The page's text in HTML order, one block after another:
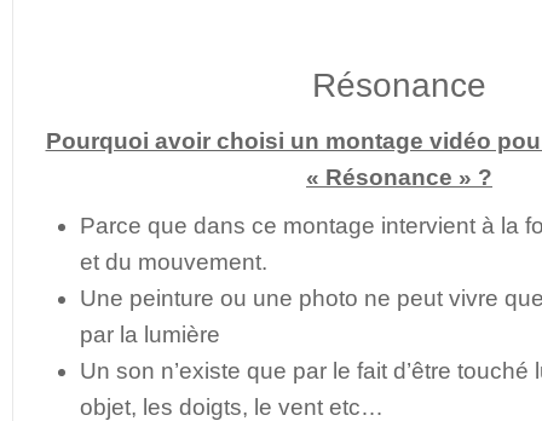
Résonance
Pourquoi avoir choisi un montage vidéo
« Résonance » ?
Parce que dans ce montage intervient à la
et du mouvement.
Une peinture ou une photo ne peut vivre
par la lumière
Un son n’existe que par le fait d’être
objet, les doigts, le vent etc…